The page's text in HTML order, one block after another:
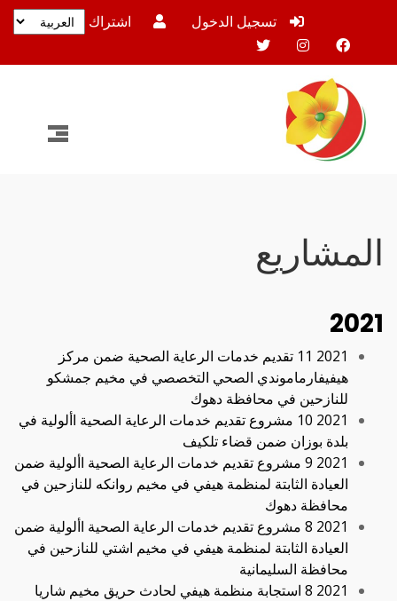
تسجيل الدخول اشتراك
المشاريع
2021
2021 11 تقديم خدمات الرعاية الصحية ضمن مركز
هيفيفارماموندي الصحي التخصصي في مخيم جمشكو
للنازحين في محافظة دهوك
2021 10 مشروع تقديم خدمات الرعاية الصحية األولية في
بلدة بوزان ضمن قضاء تلكيف
2021 9 مشروع تقديم خدمات الرعاية الصحية األولية ضمن
العيادة الثابتة لمنظمة هيفي في مخيم روانكه للنازحين في
محافظة دهوك
2021 8 مشروع تقديم خدمات الرعاية الصحية األولية ضمن
العيادة الثابتة لمنظمة هيفي في مخيم اشتي للنازحين في
محافظة السليمانية
2021 8 استجابة منظمة هيفي لحادث حريق مخيم شاريا